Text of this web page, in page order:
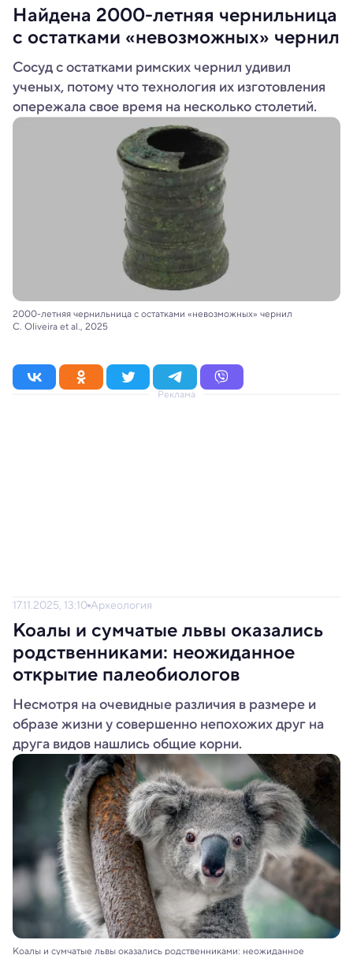
Найдена 2000-летняя чернильница
с остатками «невозможных» чернил
Сосуд с остатками римских чернил удивил
ученых, потому что технология их изготовления
опережала свое время на несколько столетий.
2000-летняя чернильница с остатками «невозможных» чернил
C. Oliveira et al., 2025
Реклама
17.11.2025, 13:10 Археология
Коалы и сумчатые львы оказались
родственниками: неожиданное
открытие палеобиологов
Несмотря на очевидные различия в размере и
образе жизни у совершенно непохожих друг на
друга видов нашлись общие корни.
Коалы и сумчатые львы оказались родственниками: неожиданное